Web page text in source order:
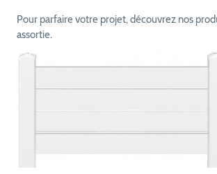
Pour parfaire votre projet, découvrez nos
assortie.